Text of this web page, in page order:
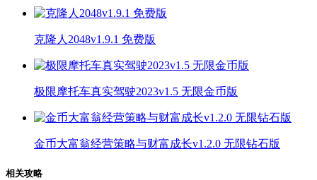
克隆人2048v1.9.1 免费版
极限摩托车真实驾驶2023v1.5 无限金币版
金币大富翁经营策略与财富成长v1.2.0 无限钻石版
相关攻略